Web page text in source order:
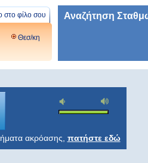
στο φίλο σου
Θεσ/κη
Αναζήτηση
ακρόασης, πατήστε εδώ